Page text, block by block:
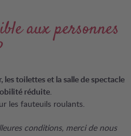
aux personnes
les toilettes et la salle de spectacle
réduite.
les fauteuils roulants.
conditions, merci de nous